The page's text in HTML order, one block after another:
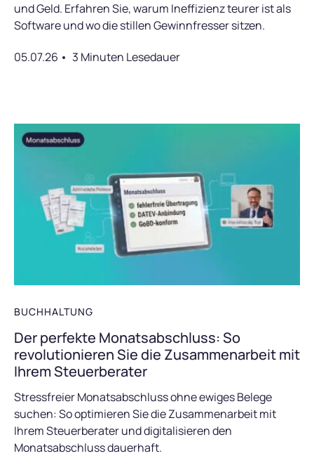
und Geld. Erfahren Sie, warum Ineffizienz teurer ist als
Software und wo die stillen Gewinnfresser sitzen.
05.07.26 3 Minuten Lesedauer
BUCHHALTUNG
Der perfekte Monatsabschluss: So
revolutionieren Sie die Zusammenarbeit mit
Ihrem Steuerberater
Stressfreier Monatsabschluss ohne ewiges Belege
suchen: So optimieren Sie die Zusammenarbeit mit
Ihrem Steuerberater und digitalisieren den
Monatsabschluss dauerhaft.